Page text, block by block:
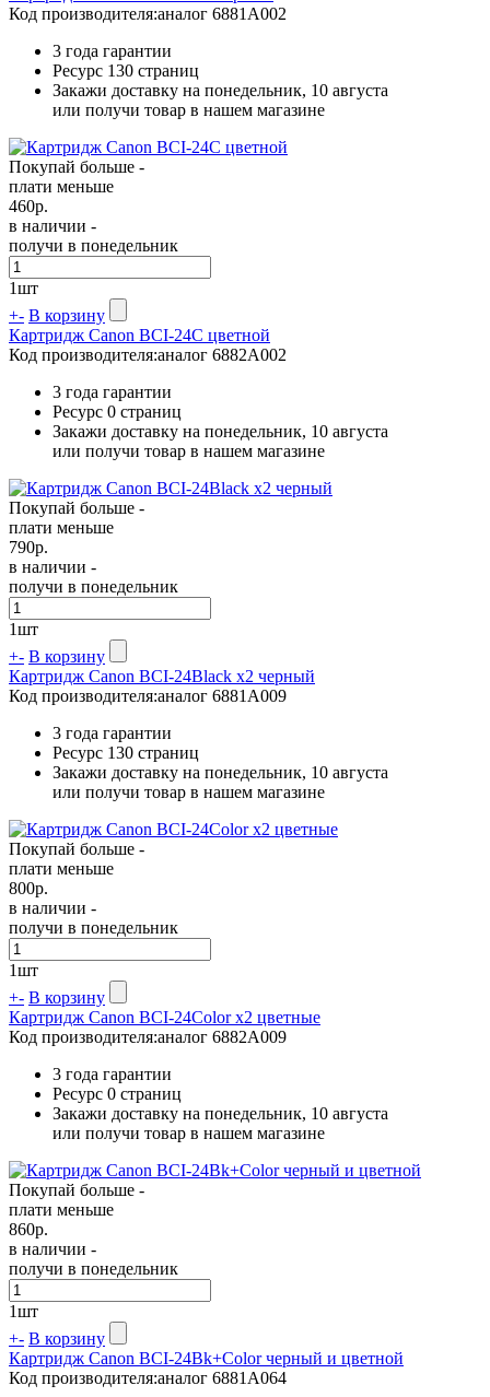
Код производителя:аналог 6881A002
3 года гарантии
Ресурс 130 страниц
Закажи доставку на понедельник, 10 августа
или получи товар в нашем магазине
Покупай больше -
плати меньше
460р.
в наличии -
получи в понедельник
1шт
+- В корзину
Картридж Canon BCI-24C цветной
Код производителя:аналог 6882A002
3 года гарантии
Ресурс 0 страниц
Закажи доставку на понедельник, 10 августа
или получи товар в нашем магазине
Покупай больше -
плати меньше
790р.
в наличии -
получи в понедельник
1шт
+- В корзину
Картридж Canon BCI-24Black x2 черный
Код производителя:аналог 6881A009
3 года гарантии
Ресурс 130 страниц
Закажи доставку на понедельник, 10 августа
или получи товар в нашем магазине
Покупай больше -
плати меньше
800р.
в наличии -
получи в понедельник
1шт
+- В корзину
Картридж Canon BCI-24Color x2 цветные
Код производителя:аналог 6882A009
3 года гарантии
Ресурс 0 страниц
Закажи доставку на понедельник, 10 августа
или получи товар в нашем магазине
Покупай больше -
плати меньше
860р.
в наличии -
получи в понедельник
1шт
+- В корзину
Картридж Canon BCI-24Bk+Color черный и цветной
Код производителя:аналог 6881A064